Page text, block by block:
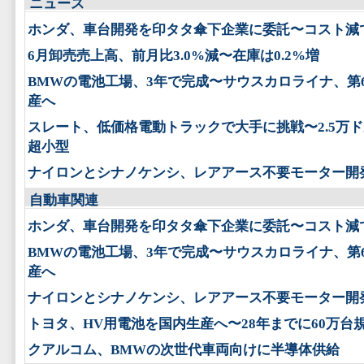
ニュース
ホンダ、車台開発を印タタ傘下企業に委託〜コスト減
6月卸売売上高、前月比3.0%減〜在庫は0.2%増
BMWの電池工場、3年で完成〜サウスカロライナ、第
産へ
スレート、低価格電動トラックで大手に挑戦〜2.5万
超小型
ナイロンとシナノケンシ、レアアース不要モーター開
自動車関連
ホンダ、車台開発を印タタ傘下企業に委託〜コスト減
BMWの電池工場、3年で完成〜サウスカロライナ、第
産へ
ナイロンとシナノケンシ、レアアース不要モーター開
トヨタ、HV用電池を国内生産へ〜28年までに60万台
クアルコム、BMWの次世代車両向けに半導体供給